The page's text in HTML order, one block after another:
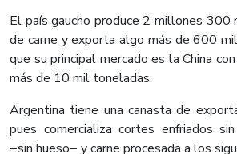
El país gaucho produce 2 millones 300
de carne y exporta algo más de 600
que su principal mercado es la China
más de 10 mil toneladas.
Argentina tiene una canasta de
pues comercializa cortes enfriados
−sin hueso− y carne procesada a los